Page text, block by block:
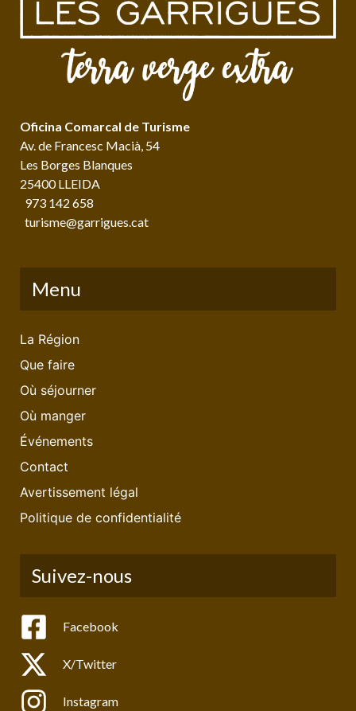
Oficina Comarcal de Turisme
Av. de Francesc Macià, 54
Les Borges Blanques
25400 LLEIDA
973 142 658
turisme@garrigues.cat
Menu
La Région
Que faire
Où séjourner
Où manger
Événements
Contact
Avertissement légal
Politique de confidentialité
Suivez-nous
Facebook
X/Twitter
Instagram